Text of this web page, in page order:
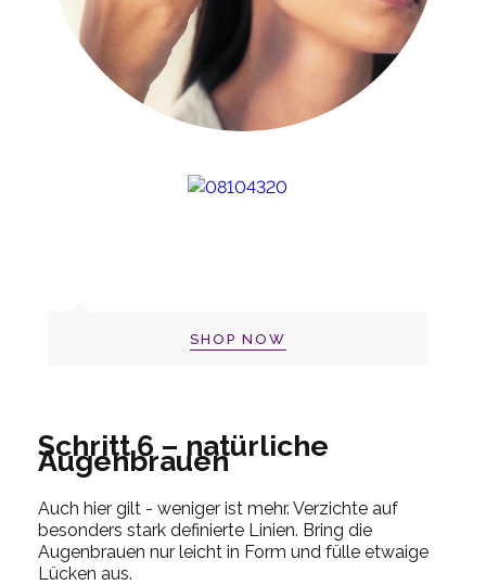
SHOP NOW
Schritt 6 – natürliche
Augenbrauen
Auch hier gilt - weniger ist mehr. Verzichte auf
besonders stark definierte Linien. Bring die
Augenbrauen nur leicht in Form und fülle etwaige
Lücken aus.